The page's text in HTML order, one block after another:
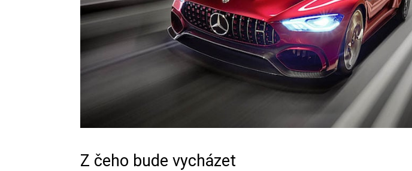
Z čeho bude vycházet